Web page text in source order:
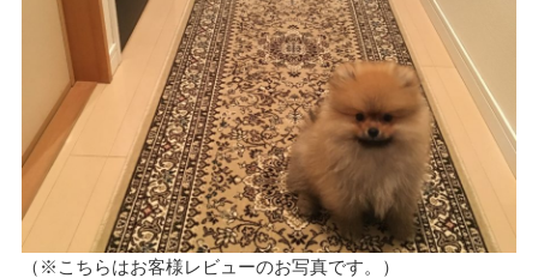
（※こちらはお客様レビューのお写真です。）